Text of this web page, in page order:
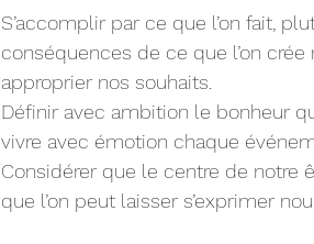
S’accomplir par ce que l’on fait,
conséquences de ce que l’on
approprier nos souhaits.
Définir avec ambition le bonheur
vivre avec émotion chaque
Considérer que le centre de notre
que l’on peut laisser s’exprimer